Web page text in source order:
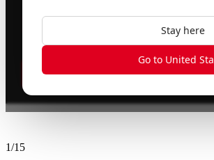
Stay here
Go to United
9,9 kW
A1 B CATEGORIA PATENTE
1/15